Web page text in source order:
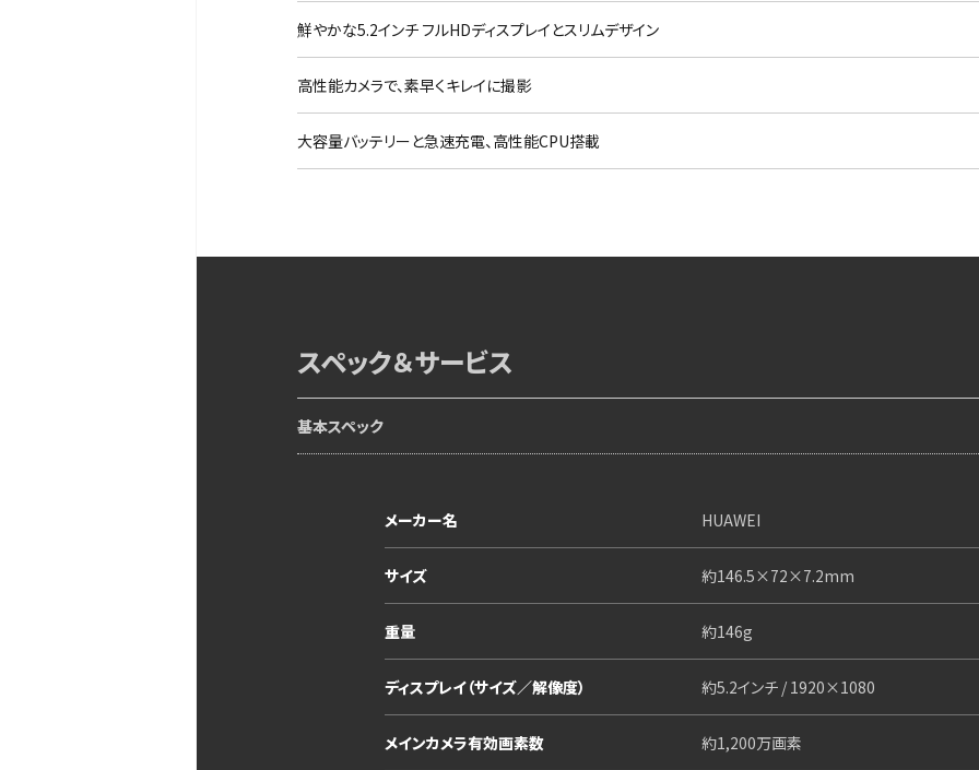
鮮やかな5.2インチ フルHDディスプレイとスリムデザイン
高性能カメラで、素早くキレイに撮影
大容量バッテリーと急速充電、高性能CPU搭載
スペック＆サービス
基本スペック
メーカー名 HUAWEI
サイズ 約146.5×72×7.2mm
重量 約146g
ディスプレイ（サイズ／解像度） 約5.2インチ / 1920×1080
メインカメラ有効画素数 約1,200万画素